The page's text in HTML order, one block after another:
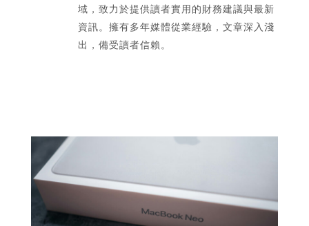
域，致力於提供讀者實用的財務建議與最新
資訊。擁有多年媒體從業經驗，文章深入淺
出，備受讀者信賴。